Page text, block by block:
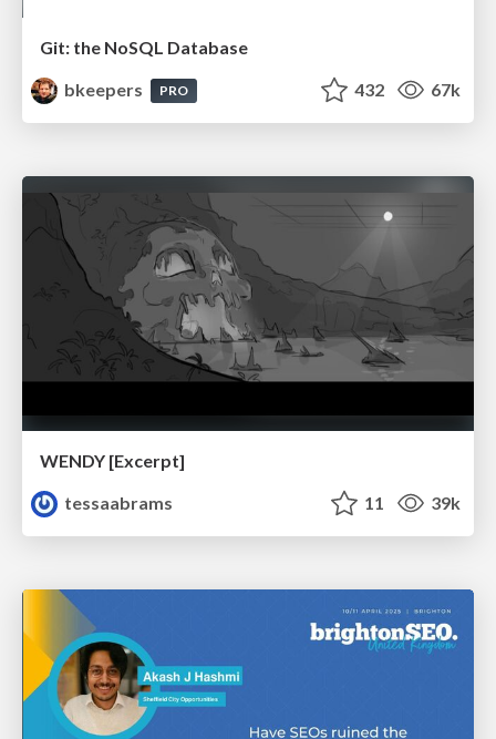
Git: the NoSQL Database
bkeepers
PRO 432 67k
WENDY [Excerpt]
tessaabrams
11 39k